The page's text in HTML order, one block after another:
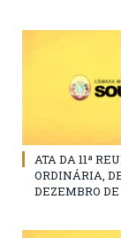
ATA DA 11ª
ORDINÁRIA,
DEZEMBRO